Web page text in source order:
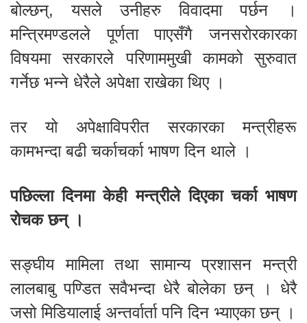
बोल्छन्, यसले उनीहरु विवादमा पर्छन ।
मन्त्रिमण्डलले पूर्णता पाएसँगै जनसरोरकारका
विषयमा सरकारले परिणाममुखी कामको सुरुवात
गर्नेछ भन्ने धेरैले अपेक्षा राखेका थिए ।
तर यो अपेक्षाविपरीत सरकारका मन्त्रीहरू
कामभन्दा बढी चर्काचर्का भाषण दिन थाले ।
पछिल्ला दिनमा केही मन्त्रीले दिएका चर्का भाषण
रोचक छन् ।
सङ्घीय मामिला तथा सामान्य प्रशासन मन्त्री
लालबाबु पण्डित सवैभन्दा धेरै बोलेका छन् । धेरै
जसो मिडियालाई अन्तर्वार्ता पनि दिन भ्याएका छन् ।